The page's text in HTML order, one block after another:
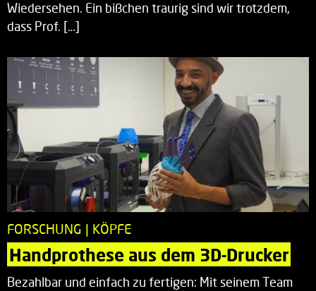
Wiedersehen. Ein bißchen traurig sind wir trotzdem,
dass Prof. […]
FORSCHUNG | KÖPFE
Handprothese aus dem 3D-Drucker
Bezahlbar und einfach zu fertigen: Mit seinem Team